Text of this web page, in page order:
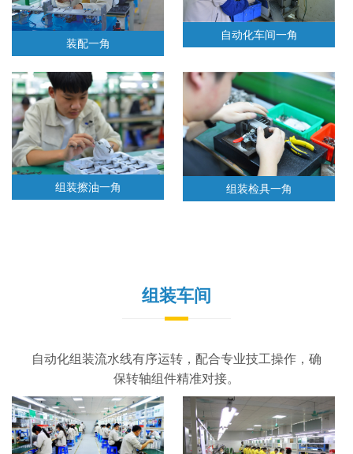
装配一角
自动化车间一角
组装擦油一角 组装检具一角
组装车间
自动化组装流水线有序运转，配合专业技工操作，确
保转轴组件精准对接。